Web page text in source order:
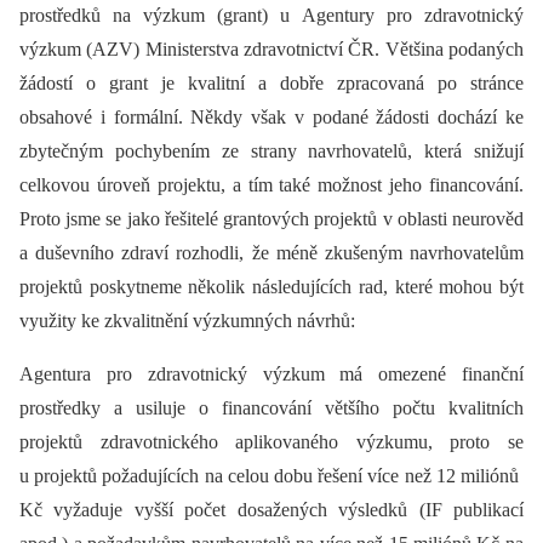
prostředků na výzkum (grant) u Agentury pro zdravotnický
výzkum (AZV) Ministerstva zdravotnictví ČR. Většina podaných
žádostí o grant je kvalitní a dobře zpracovaná po stránce
obsahové i formální. Někdy však v podané žádosti dochází ke
zbytečným pochybením ze strany navrhovatelů, která snižují
celkovou úroveň projektu, a tím také možnost jeho financování.
Proto jsme se jako řešitelé grantových projektů v oblasti neurověd
a duševního zdraví rozhodli, že méně zkušeným navrhovatelům
projektů poskytneme několik následujících rad, které mohou být
využity ke zkvalitnění výzkumných návrhů:
Agentura pro zdravotnický výzkum má omezené finanční
prostředky a usiluje o financování většího počtu kvalitních
projektů zdravotnického aplikovaného výzkumu, proto se
u projektů požadujících na celou dobu řešení více než 12 miliónů
Kč vyžaduje vyšší počet dosažených výsledků (IF publikací